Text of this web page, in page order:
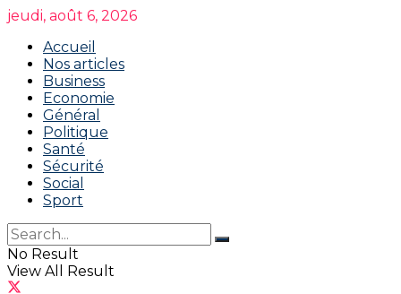
jeudi, août 6, 2026
Accueil
Nos articles
Business
Economie
Général
Politique
Santé
Sécurité
Social
Sport
No Result
View All Result